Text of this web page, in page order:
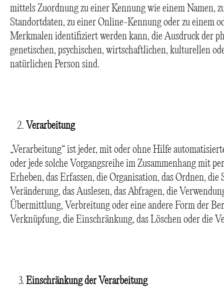
mittels Zuordnung zu einer Kennung wie einem Namen,
Standortdaten, zu einer Online-Kennung oder zu einem
Merkmalen identifiziert werden kann, die Ausdruck der
genetischen, psychischen, wirtschaftlichen, kulturellen
natürlichen Person sind.
Verarbeitung
„Verarbeitung“ ist jeder, mit oder ohne Hilfe
oder jede solche Vorgangsreihe im Zusammenhang mit
Erheben, das Erfassen, die Organisation, das Ordnen, die
Veränderung, das Auslesen, das Abfragen, die
Übermittlung, Verbreitung oder eine andere Form der
Verknüpfung, die Einschränkung, das Löschen oder die
Einschränkung der Verarbeitung